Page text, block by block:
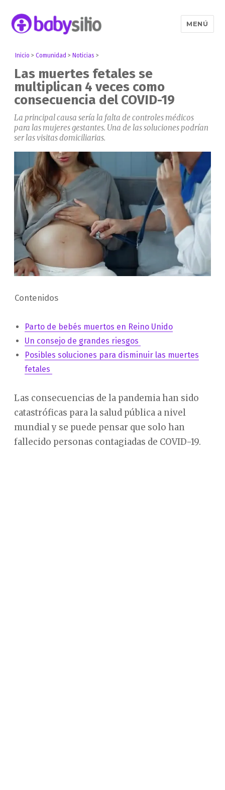
MENÚ
Inicio >Comunidad > Noticias >
Las muertes fetales se
multiplican 4 veces como
consecuencia del COVID-19
La principal causa sería la falta de controles médicos
para las mujeres gestantes. Una de las soluciones podrían
ser las visitas domiciliarias.
Contenidos
Parto de bebés muertos en Reino Unido
Un consejo de grandes riesgos
Posibles soluciones para disminuir las muertes
fetales
Las consecuencias de la pandemia han sido
catastróficas para la salud pública a nivel
mundial y se puede pensar que solo han
fallecido personas contagiadas de COVID-19.